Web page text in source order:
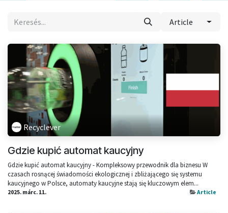
Article
Recyclever
Gdzie kupić automat kaucyjny
Gdzie kupić automat kaucyjny - Kompleksowy przewodnik dla biznesu W
czasach rosnącej świadomości ekologicznej i zbliżającego się systemu
kaucyjnego w Polsce, automaty kaucyjne stają się kluczowym elem...
2025. márc. 11. Article